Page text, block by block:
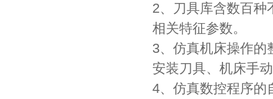
2、刀具库含数百种
相关特征参数。
3、仿真机床操作的
安装刀具、机床手
4、仿真数控程序的